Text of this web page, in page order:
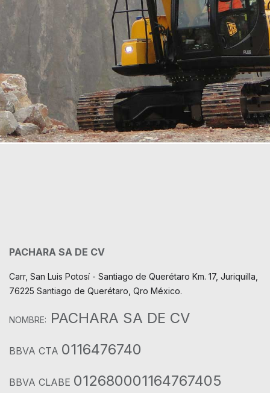
PACHARA SA DE CV
Carr, San Luis Potosí - Santiago de Querétaro Km. 17, Juriquilla,
76225 Santiago de Querétaro, Qro México.
NOMBRE: PACHARA SA DE CV
BBVA CTA 0116476740
BBVA CLABE 012680001164767405